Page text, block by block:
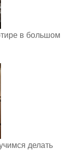
в большом
делать